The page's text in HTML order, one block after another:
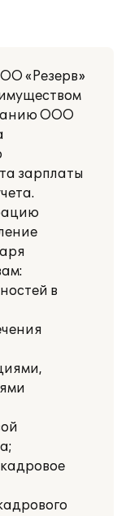
«Резерв»
ООО
зарплаты
в